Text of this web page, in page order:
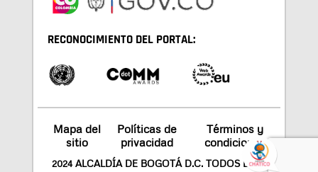
RECONOCIMIENTO DEL PORTAL:
Mapa del
sitio
Políticas de
privacidad
Términos y
condiciones
2024 ALCALDÍA DE BOGOTÁ D.C. TODOS LOS